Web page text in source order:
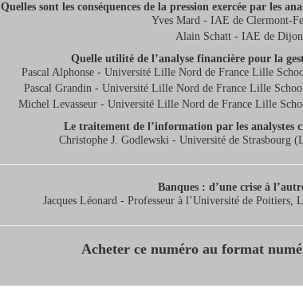
Quelles sont les conséquences de la pression exercée par les
Yves Mard - IAE de Clermont-
Alain Schatt - IAE de Dijon
Quelle utilité de l’analyse financière pour la
Pascal Alphonse - Université Lille Nord de France Lille
Pascal Grandin - Université Lille Nord de France Lille
Michel Levasseur - Université Lille Nord de France Lille
Le traitement de l’information par les analystes
Christophe J. Godlewski - Université de Strasbourg
Banques : d’une crise à
Jacques Léonard - Professeur à l’Université de
Acheter ce numéro au format